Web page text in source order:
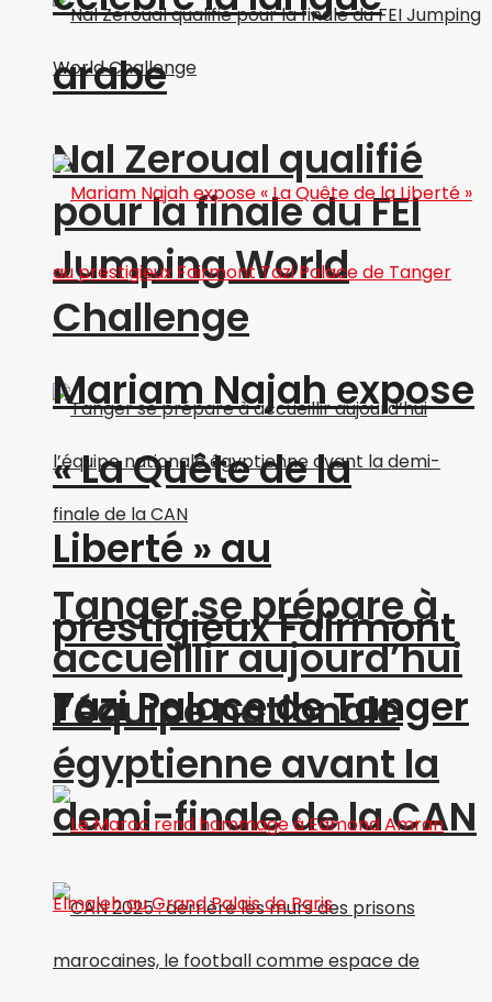
Nal Zeroual qualifié
pour la finale du FEI
Jumping World
Challenge
Tanger se prépare à
accueillir aujourd’hui
l’équipe nationale
égyptienne avant la
demi-finale de la CAN
arabe
Mariam Najah expose
« La Quête de la
Liberté » au
prestigieux Fairmont
Tazi Palace de Tanger